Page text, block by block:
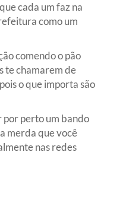
cada um faz na
como um
comendo o pão
te chamarem de
o que importa são
por perto um bando
merda que você
nas redes